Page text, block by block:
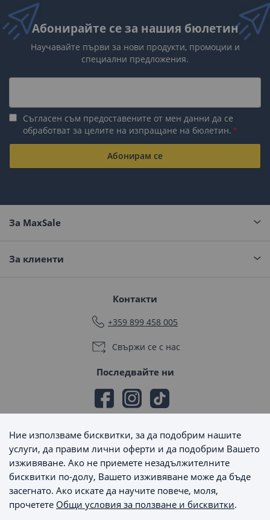
Абонирайте се за нашия бюлетин
Научавайте първи за нови продукти, промоции и
специални предложения.
Съгласен съм предоставените от мен данни да се
обработват за целите на изпращане на бюлетин.
Абонирам се
За MaxSale
За клиенти
Контакти
+359 899 458 005
Свържи се с нас
Последвайте ни
Начини на плащане
Начини на доставка
Ние използваме бисквитки, за да подобрим нашите
услуги, да правим лични оферти и да подобрим Вашето
изживяване. Ако не приемете незадължителните
бисквитки по-долу, Вашето изживяване може да бъде
засегнато. Ако искате да научите повече, моля,
прочетете Общи условия за ползване и бисквитки.